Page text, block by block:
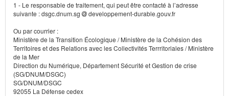
1 - Le responsable de traitement, qui peut être contacté à l’adresse
suivante : dsgc.dnum.sg
developpement-durable.gouv.fr
Ou par courrier :
Ministère de la Transition Écologique / Ministère de la Cohésion des
Territoires et des Relations avec les Collectivités Terrritoriales / Ministère
de la Mer
Direction du Numérique, Département Sécurité et Gestion de crise
(SG/DNUM/DSGC)
SG/DNUM/DSGC
92055 La Défense cedex